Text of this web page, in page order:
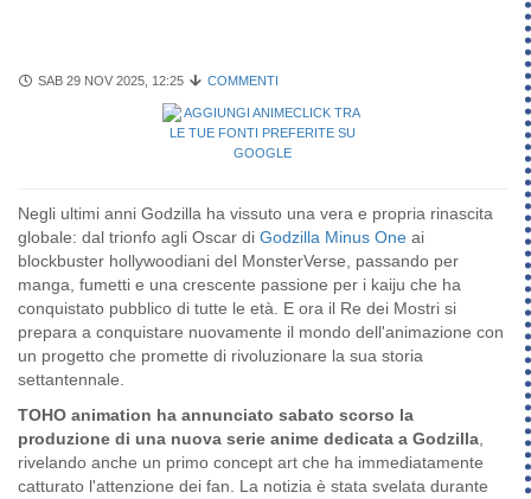
SAB 29 NOV 2025, 12:25 COMMENTI
Negli ultimi anni Godzilla ha vissuto una vera e propria rinascita
globale: dal trionfo agli Oscar di Godzilla Minus One ai
blockbuster hollywoodiani del MonsterVerse, passando per
manga, fumetti e una crescente passione per i kaiju che ha
conquistato pubblico di tutte le età. E ora il Re dei Mostri si
prepara a conquistare nuovamente il mondo dell'animazione con
un progetto che promette di rivoluzionare la sua storia
settantennale.
TOHO animation ha annunciato sabato scorso la
produzione di una nuova serie anime dedicata a Godzilla
rivelando anche un primo concept art che ha immediatamente
catturato l'attenzione dei fan. La notizia è stata svelata durante